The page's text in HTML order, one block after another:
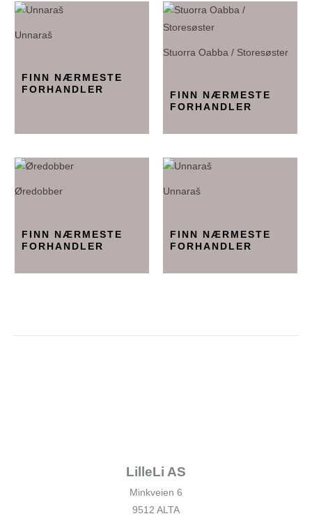
Unnaraš
FINN NÆRMESTE
FORHANDLER
Stuorra Oabba / Storesøster
FINN NÆRMESTE
FORHANDLER
Øredobber
FINN NÆRMESTE
FORHANDLER
Unnaraš
FINN NÆRMESTE
FORHANDLER
LilleLi AS
Minkveien 6
9512 ALTA